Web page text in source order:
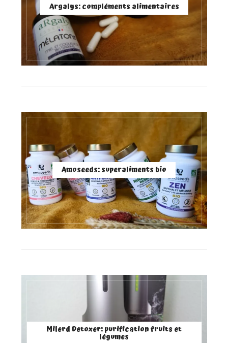
Argalys: compléments alimentaires
Amoseeds: superaliments bio
Milerd Detoxer: purification fruits et
légumes